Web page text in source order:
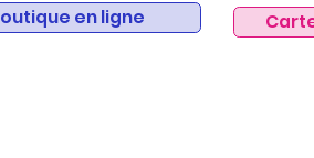
en ligne